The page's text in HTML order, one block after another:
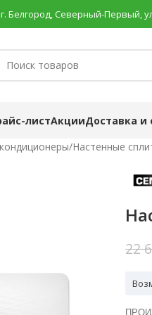
г. Белгород, Северный-Первый,
листАкцииДоставка и
/Настенные
22